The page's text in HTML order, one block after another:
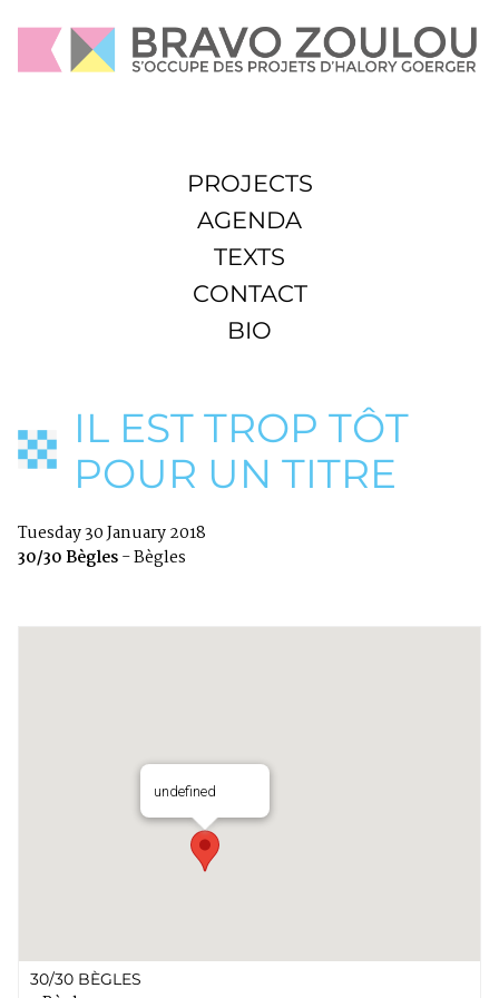
PROJECTS
AGENDA
TEXTS
CONTACT
BIO
IL EST TROP TÔT
POUR UN TITRE
Tuesday 30 January 2018
30/30 Bègles- Bègles
undefined
30/30 BÈGLES